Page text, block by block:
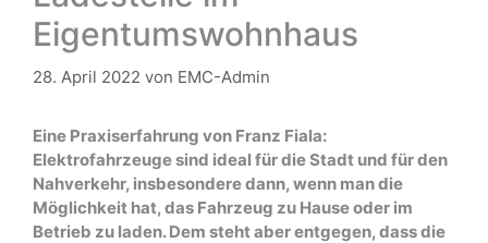
Eigentumswohnhaus
28. April 2022 von EMC-Admin
Eine Praxiserfahrung von Franz Fiala:
Elektrofahrzeuge sind ideal für die Stadt und für den
Nahverkehr, insbesondere dann, wenn man die
Möglichkeit hat, das Fahrzeug zu Hause oder im
Betrieb zu laden. Dem steht aber entgegen, dass die